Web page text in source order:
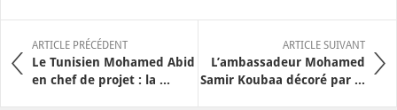
ARTICLE PRÉCÉDENT
Le Tunisien Mohamed Abid
en chef de projet : la ...
ARTICLE SUIVANT
L’ambassadeur Mohamed
Samir Koubaa décoré par ...